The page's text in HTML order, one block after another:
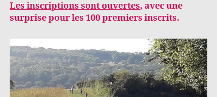
Les inscriptions sont ouvertes, avec une
surprise pour les 100 premiers inscrits.